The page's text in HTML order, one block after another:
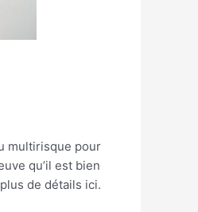
multirisque pour
qu’il est bien
de détails ici.